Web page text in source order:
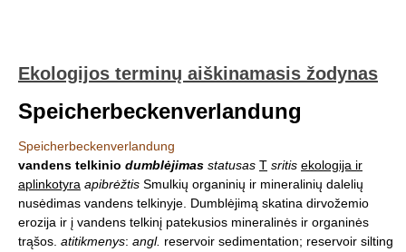
Ekologijos terminų aiškinamasis žodynas
Speicherbeckenverlandung
Speicherbeckenverlandung
vandens telkinio dumblėjimas statusas T sritis ekologija ir
aplinkotyra apibrėžtis Smulkių organinių ir mineralinių dalelių
nusėdimas vandens telkinyje. Dumblėjimą skatina dirvožemio
erozija ir į vandens telkinį patekusios mineralinės ir organinės
trąšos. atitikmenys: angl. reservoir sedimentation; reservoir silting